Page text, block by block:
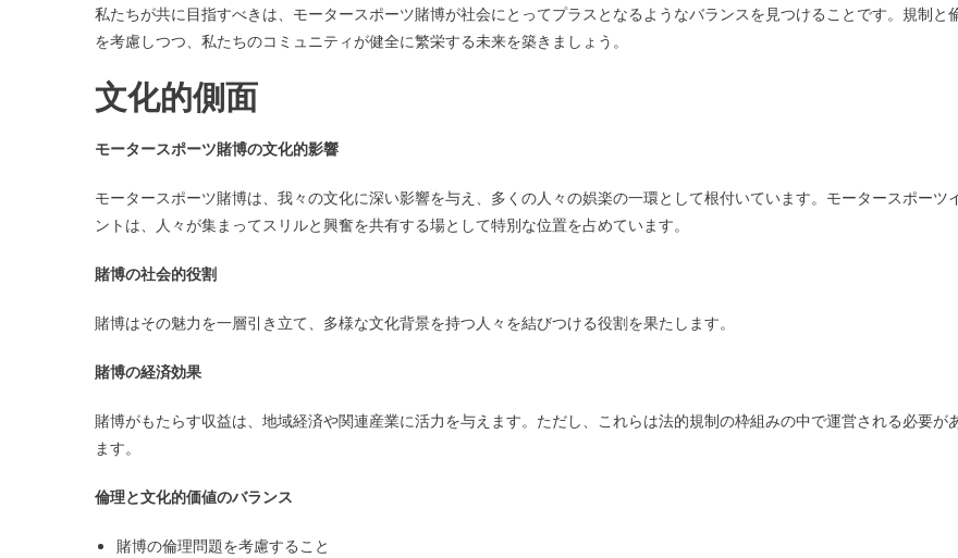
私たちが共に目指すべきは、モータースポーツ賭博が社会にとってプラスとなるようなバランスを見つけることです。規制と
を考慮しつつ、私たちのコミュニティが健全に繁栄する未来を築きましょう。
文化的側面
モータースポーツ賭博の文化的影響
モータースポーツ賭博は、我々の文化に深い影響を与え、多くの人々の娯楽の一環として根付いています。モータースポーツ
ントは、人々が集まってスリルと興奮を共有する場として特別な位置を占めています。
賭博の社会的役割
賭博はその魅力を一層引き立て、多様な文化背景を持つ人々を結びつける役割を果たします。
賭博の経済効果
賭博がもたらす収益は、地域経済や関連産業に活力を与えます。ただし、これらは法的規制の枠組みの中で運営される必要が
ます。
倫理と文化的価値のバランス
賭博の倫理問題を考慮すること